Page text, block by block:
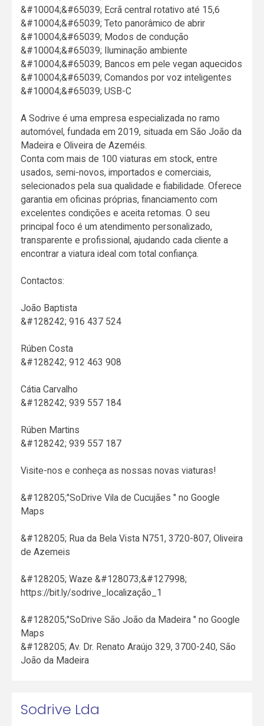
&#10004;&#65039; Ecrã central rotativo até 15,6
&#10004;&#65039; Teto panorâmico de abrir
&#10004;&#65039; Modos de condução
&#10004;&#65039; Iluminação ambiente
&#10004;&#65039; Bancos em pele vegan aquecidos
&#10004;&#65039; Comandos por voz inteligentes
&#10004;&#65039; USB-C
A Sodrive é uma empresa especializada no ramo
automóvel, fundada em 2019, situada em São João da
Madeira e Oliveira de Azeméis.
Conta com mais de 100 viaturas em stock, entre
usados, semi-novos, importados e comerciais,
selecionados pela sua qualidade e fiabilidade. Oferece
garantia em oficinas próprias, financiamento com
excelentes condições e aceita retomas. O seu
principal foco é um atendimento personalizado,
transparente e profissional, ajudando cada cliente a
encontrar a viatura ideal com total confiança.
Contactos:
João Baptista
&#128242; 916 437 524
Rúben Costa
&#128242; 912 463 908
Cátia Carvalho
&#128242; 939 557 184
Rúben Martins
&#128242; 939 557 187
Visite-nos e conheça as nossas novas viaturas!
&#128205;"SoDrive Vila de Cucujães " no Google
Maps
&#128205; Rua da Bela Vista N751, 3720-807, Oliveira
de Azemeis
&#128205; Waze &#128073;&#127998;
https://bit.ly/sodrive_localização_1
&#128205;"SoDrive São João da Madeira " no Google
Maps
&#128205; Av. Dr. Renato Araújo 329, 3700-240, São
João da Madeira
Sodrive Lda